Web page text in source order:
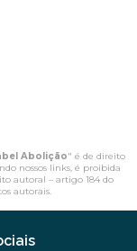
Abolição" é de direito
nossos links, é proibida
autoral – artigo 184 do
autorais.